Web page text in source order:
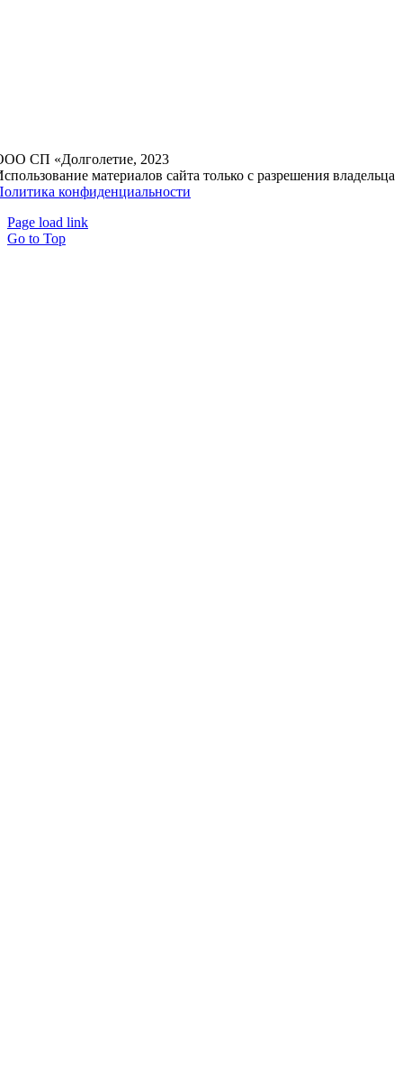
СП «Долголетие, 2023
материалов сайта только с разрешения владельца
конфиденциальности
Page load link
Go to Top